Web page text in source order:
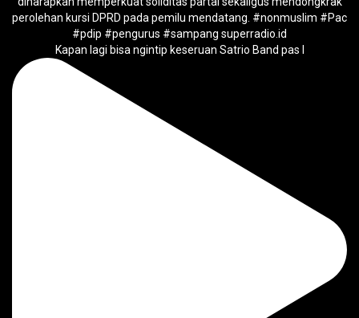
Kapan lagi bisa ngintip keseruan Satrio Band pas l